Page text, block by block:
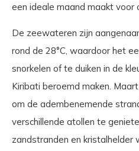
een ideale maand maakt voor
De zeewateren zijn
rond de 28°C, waardoor het
snorkelen of te duiken in de
Kiribati beroemd maken.
om de adembenemende
verschillende atollen te
zandstranden en kristalhelder